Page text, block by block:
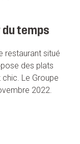
du temps
restaurant situé
des plats
Le Groupe
2022.